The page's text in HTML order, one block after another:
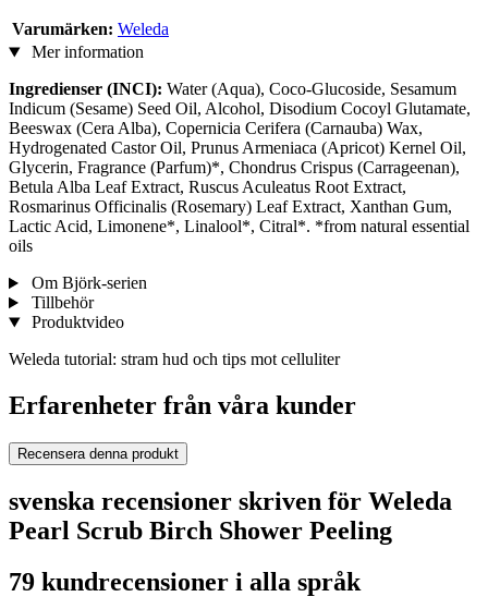
Varumärken: Weleda
Mer information
Ingredienser (INCI): Water (Aqua), Coco-Glucoside, Sesamum
Indicum (Sesame) Seed Oil, Alcohol, Disodium Cocoyl Glutamate,
Beeswax (Cera Alba), Copernicia Cerifera (Carnauba) Wax,
Hydrogenated Castor Oil, Prunus Armeniaca (Apricot) Kernel Oil,
Glycerin, Fragrance (Parfum)*, Chondrus Crispus (Carrageenan),
Betula Alba Leaf Extract, Ruscus Aculeatus Root Extract,
Rosmarinus Officinalis (Rosemary) Leaf Extract, Xanthan Gum,
Lactic Acid, Limonene*, Linalool*, Citral*. *from natural essential
oils
Om Björk-serien
Tillbehör
Produktvideo
Weleda tutorial: stram hud och tips mot celluliter
Erfarenheter från våra kunder
Recensera denna produkt
svenska recensioner skriven för Weleda
Pearl Scrub Birch Shower Peeling
79 kundrecensioner i alla språk